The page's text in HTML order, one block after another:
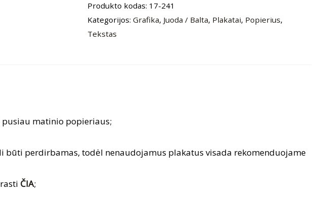
„Stay
Wild
Produkto kodas: 17-241
Kategorijos:Grafika, Juoda / Balta, Plakatai, Popierius,
Tekstas
matinio popieriaus;
būti perdirbamas, todėl nenaudojamus plakatus visada rekomenduojame
ČIA;